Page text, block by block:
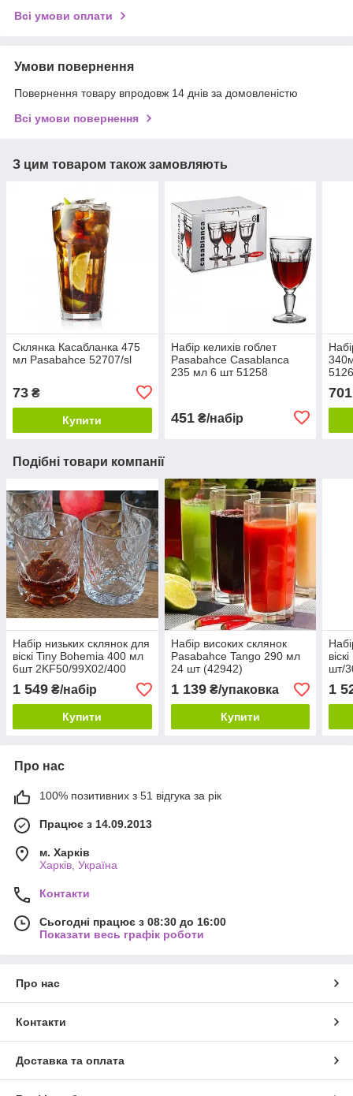
Всі умови оплати
Умови повернення
Повернення товару впродовж 14 днів за домовленістю
Всі умови повернення
З цим товаром також замовляють
Склянка Касабланка 475
мл Pasabahce 52707/sl
73 ₴
Купити
Набір келихів гоблет
Pasabahce Casablanca
235 мл 6 шт 51258
451₴/набір
701
Подібні товари компанії
Набір низьких склянок для
віскі Tiny Bohemia 400 мл
6шт 2KF50/99X02/400
1 549 ₴/набір
Купити
Набір високих склянок
Pasabahce Tango 290 мл
24 шт (42942)
1 139₴/упаковка
Купити
шт/
1
Про нас
100% позитивних з 51 відгука за рік
Працює з 14.09.2013
м. Харків
Харків, Україна
Контакти
Сьогодні працює з 08:30 до 16:00
Показати весь графік роботи
Про нас
Контакти
Доставка та оплата